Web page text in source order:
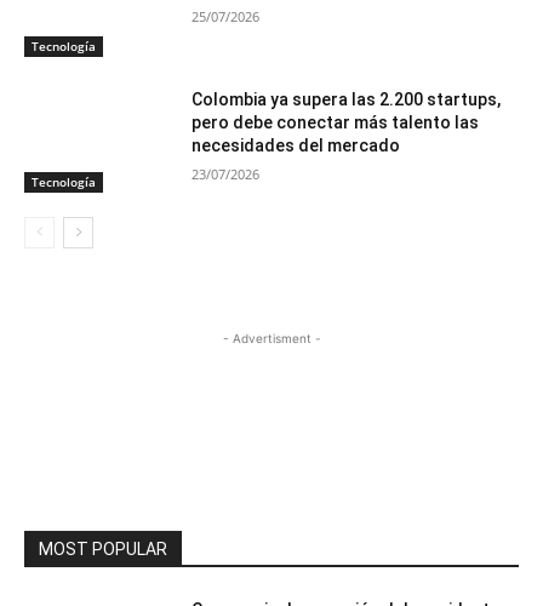
Tecnología
25/07/2026
Tecnología
Colombia ya supera las 2.200 startups,
pero debe conectar más talento las
necesidades del mercado
23/07/2026
- Advertisment -
MOST POPULAR